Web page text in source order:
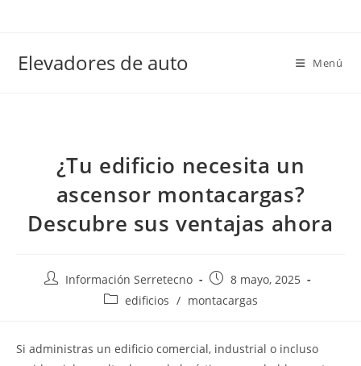
Elevadores de auto Menú
¿Tu edificio necesita un
ascensor montacargas?
Descubre sus ventajas ahora
Información Serretecno
8 mayo, 2025
edificios / montacargas
Si administras un edificio comercial, industrial o incluso